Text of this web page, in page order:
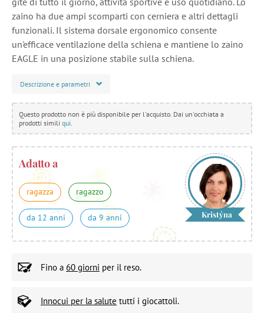
zaino ha due ampi scomparti con cerniera e altri dettagli
funzionali. Il sistema dorsale ergonomico consente
un'efficace ventilazione della schiena e mantiene lo zaino
EAGLE in una posizione stabile sulla schiena.
Descrizione e parametri
Questo prodotto non è più disponibile per l'acquisto. Dai un'occhiata a
prodotti simili qui
Adatto a
ragazza ragazzo
da 12 anni da 9 anni Kristýna
Fino a 60 giorni per il reso.
Innocui per la salute tutti i giocattoli.